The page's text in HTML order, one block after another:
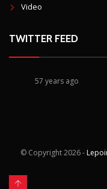
Video
TWITTER FEED
57 years ago
© Copyright2026 -